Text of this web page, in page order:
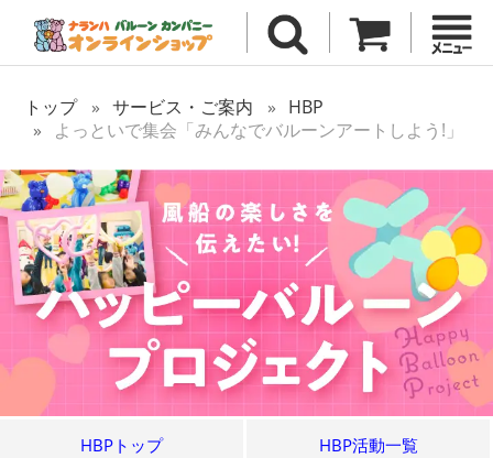
トップ サービス・ご案内
HBP
よっといで集会「みんなでバルーンアートしよう!」
HBPトップ HBP活動一覧